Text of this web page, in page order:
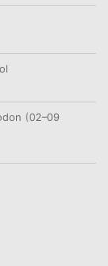
(02–09